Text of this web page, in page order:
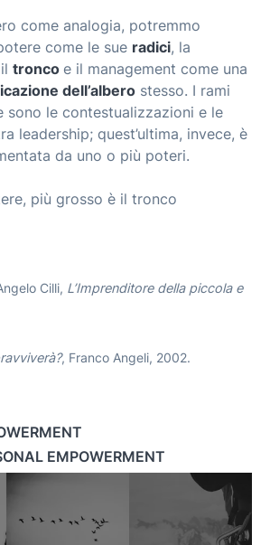
come analogia, potremmo
come le sue radici, la
tronco e il management come una
dell’albero stesso. I rami
sono le contestualizzazioni e le
leadership; quest’ultima, invece, è
da uno o più poteri.
più grosso è il tronco
Cilli, L’Imprenditore della piccola e
, Franco Angeli, 2002.
EMPOWERMENT